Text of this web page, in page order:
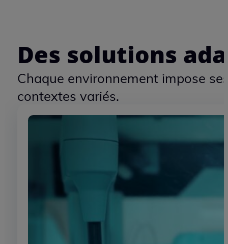
10+
ANS D’EXPÉRIENCE
100+